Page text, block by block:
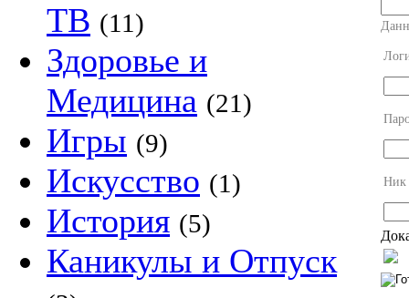
ТВ (11)
Здоровье и
Медицина (21)
Игры (9)
Искусство (1)
История (5)
Каникулы и Отпуск
Ник